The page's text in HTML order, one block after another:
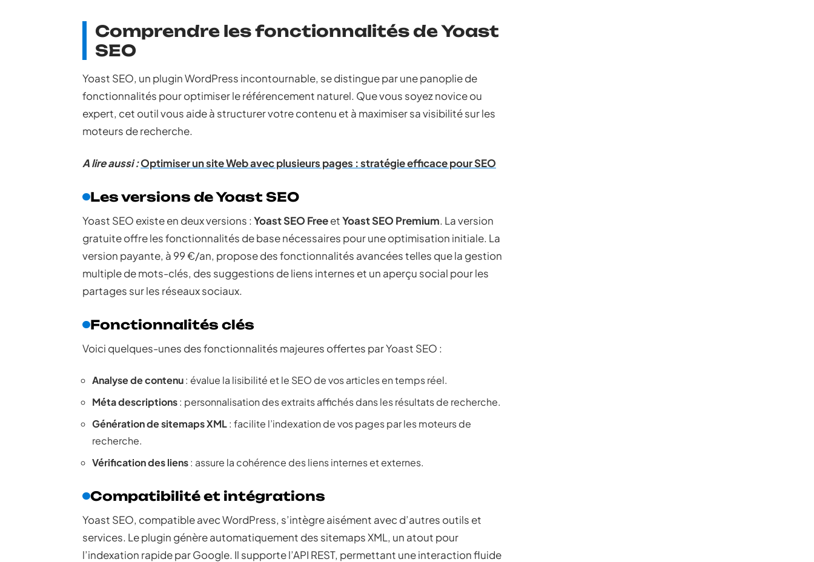
Comprendre les fonctionnalités de Yoast
SEO
Yoast SEO, un plugin WordPress incontournable, se distingue par une panoplie de
fonctionnalités pour optimiser le référencement naturel. Que vous soyez novice ou
expert, cet outil vous aide à structurer votre contenu et à maximiser sa visibilité sur les
moteurs de recherche.
A lire aussi :Optimiser un site Web avec plusieurs pages : stratégie efficace pour SEO
Les versions de Yoast SEO
Yoast SEO existe en deux versions : Yoast SEO FreeetYoast SEO Premium. La version
gratuite offre les fonctionnalités de base nécessaires pour une optimisation initiale. La
version payante, à 99 €/an, propose des fonctionnalités avancées telles que la gestion
multiple de mots-clés, des suggestions de liens internes et un aperçu social pour les
partages sur les réseaux sociaux.
Fonctionnalités clés
Voici quelques-unes des fonctionnalités majeures offertes par Yoast SEO :
Analyse de contenu: évalue la lisibilité et le SEO de vos articles en temps réel.
Méta descriptions: personnalisation des extraits affichés dans les résultats de recherche.
Génération de sitemaps XML: facilite l’indexation de vos pages par les moteurs de
recherche.
Vérification des liens: assure la cohérence des liens internes et externes.
Compatibilité et intégrations
Yoast SEO, compatible avec WordPress, s’intègre aisément avec d’autres outils et
services. Le plugin génère automatiquement des sitemaps XML, un atout pour
l’indexation rapide par Google. Il supporte l’API REST, permettant une interaction fluide